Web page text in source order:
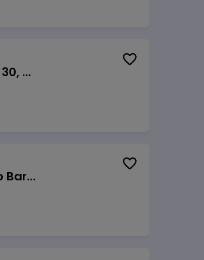
Taromato operatorius (-ė), Keramikų g. 30, Neveronys
Kasininkas (-ė) - pardavėjas (-a), Juozo Bartašiaus g. 1, Utena